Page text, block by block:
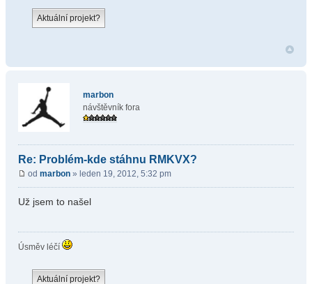
marbon
návštěvník fora
Re: Problém-kde stáhnu RMKVX?
od marbon » leden 19, 2012, 5:32 pm
Už jsem to našel
Úsměv léčí